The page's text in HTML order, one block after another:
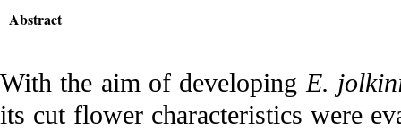
Abstract
With the aim of developingE.
its cut flower characteristics were